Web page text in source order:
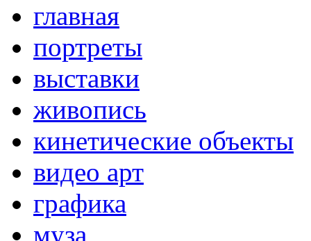
главная
портреты
выставки
живопись
кинетические объекты
видео арт
графика
муза